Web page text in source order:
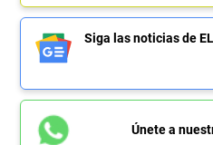
Siga las noticias de
Únete a